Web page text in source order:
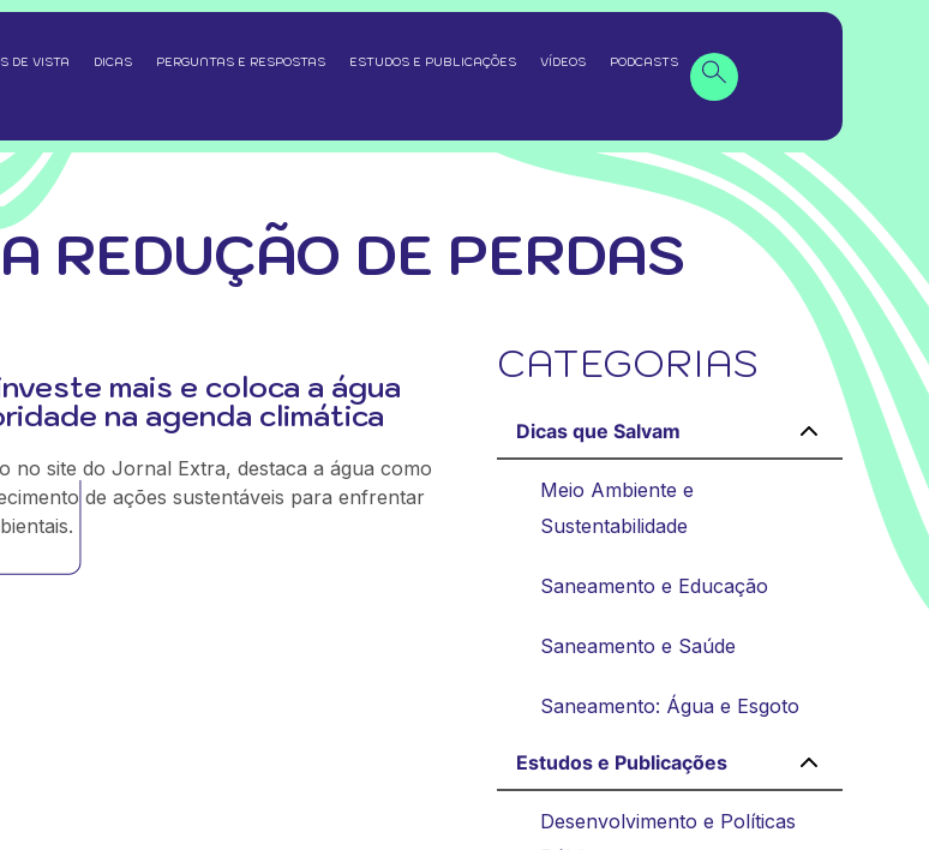
DE VISTA DICAS PERGUNTAS E RESPOSTAS ESTUDOS E PUBLICAÇÕES VÍDEOS PODCASTS
REDUÇÃO DE PERDAS
mais e coloca a água
na agenda climática
no site do Jornal Extra, destaca a água como
de ações sustentáveis para enfrentar
CATEGORIAS
Dicas que Salvam
Meio Ambiente e
Sustentabilidade
Saneamento e Educação
Saneamento e Saúde
Saneamento: Água e Esgoto
Estudos e Publicações
Desenvolvimento e Políticas